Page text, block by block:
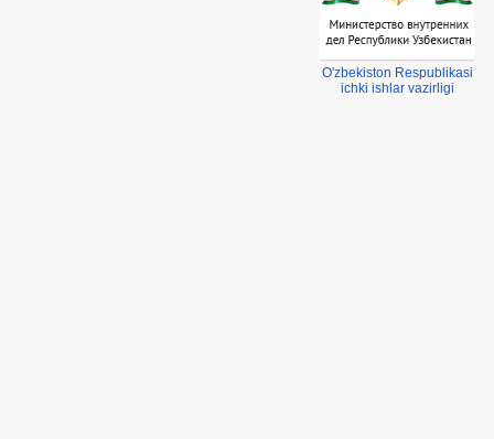
O'zbekiston Respublikasi
ichki ishlar vazirligi